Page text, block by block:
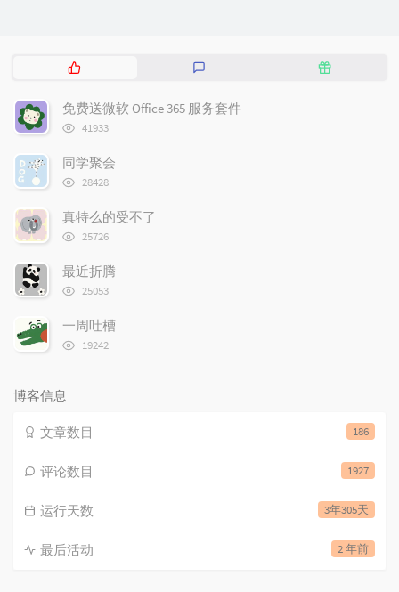
热
文
章
评
随
免费送微软 Office 365 服务套件
浏
次
数:
41933
同学聚会
浏
次
数:
28428
真特么的受不了
浏
次
数:
25726
最近折腾
浏
次
数:
25053
一周吐槽
浏
19242
博客信息
186
文章数目
1927
评论数目
3年305天
运行天数
2 年前
最后活动